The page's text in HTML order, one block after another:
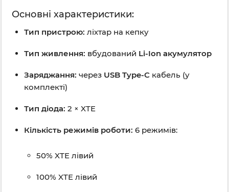
Основні характеристики:
Тип пристрою: ліхтар на кепку
Тип живлення: вбудований Li-Ion акумулятор
Заряджання: через USB Type-C кабель (у
комплекті)
Тип діода: 2 × XTE
Кількість режимів роботи: 6 режимів:
50% XTE лівий
100% XTE лівий